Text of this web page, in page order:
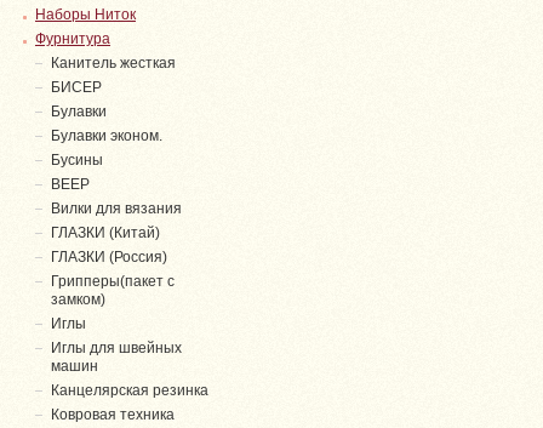
Наборы Ниток
Фурнитура
Канитель жесткая
БИСЕР
Булавки
Булавки эконом.
Бусины
ВЕЕР
Вилки для вязания
ГЛАЗКИ (Китай)
ГЛАЗКИ (Россия)
Грипперы(пакет с
замком)
Иглы
Иглы для швейных
машин
Канцелярская резинка
Ковровая техника